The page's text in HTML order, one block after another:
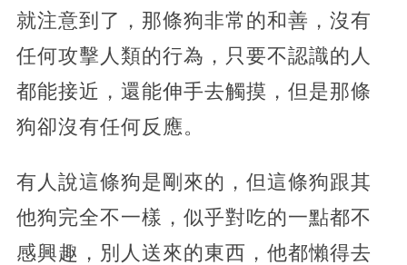
就注意到了，那條狗非常的和善，沒有
任何攻擊人類的行為，只要不認識的人
都能接近，還能伸手去觸摸，但是那條
狗卻沒有任何反應。
有人說這條狗是剛來的，但這條狗跟其
他狗完全不一樣，似乎對吃的一點都不
感興趣，別人送來的東西，他都懶得去